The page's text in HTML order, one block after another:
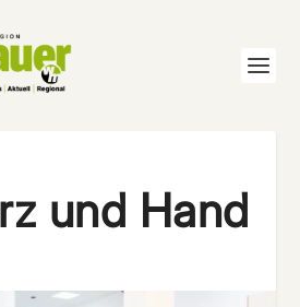
und Hand